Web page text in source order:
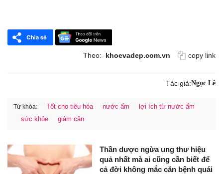
Theo: khoevadep.com.vn copy link
Tác giả:Ngọc Lê
Từ khóa: Tốt cho tiêu hóa nước ấm
lợi ích từ nước ấm
sức khỏe
giảm cân
Thần dược ngừa ung thư hiệu
quả nhất mà ai cũng cần biết để
cả đời không mắc căn bệnh quái